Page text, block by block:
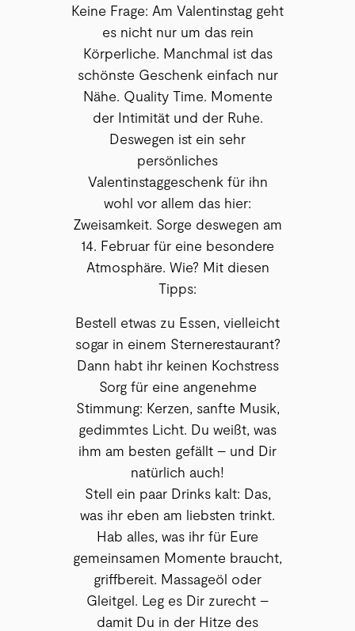
Keine Frage: Am Valentinstag geht
es nicht nur um das rein
Körperliche. Manchmal ist das
schönste Geschenk einfach nur
Nähe. Quality Time. Momente
der Intimität und der Ruhe.
Deswegen ist ein sehr
persönliches
Valentinstaggeschenk für ihn
wohl vor allem das hier:
Zweisamkeit. Sorge deswegen am
14. Februar für eine besondere
Atmosphäre. Wie? Mit diesen
Tipps:
Bestell etwas zu Essen, vielleicht
sogar in einem Sternerestaurant?
Dann habt ihr keinen Kochstress
Sorg für eine angenehme
Stimmung: Kerzen, sanfte Musik,
gedimmtes Licht. Du weißt, was
ihm am besten gefällt – und Dir
natürlich auch!
Stell ein paar Drinks kalt: Das,
was ihr eben am liebsten trinkt.
Hab alles, was ihr für Eure
gemeinsamen Momente braucht,
griffbereit. Massageöl oder
Gleitgel. Leg es Dir zurecht –
damit Du in der Hitze des